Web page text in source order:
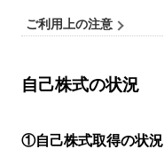
自己株式の状況
①自己株式取得の状況